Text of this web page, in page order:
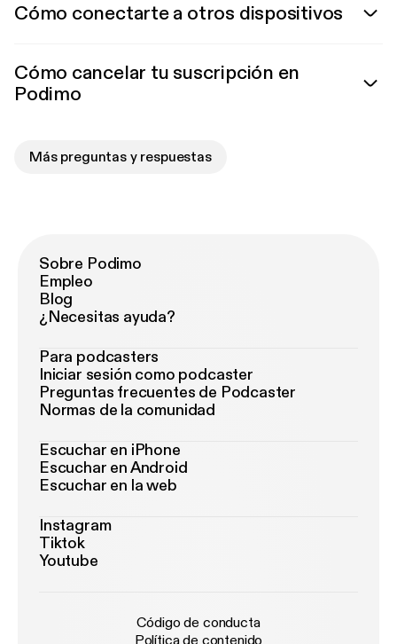
Cómo conectarte a otros dispositivos
Cómo cancelar tu suscripción en
Podimo
Más preguntas y respuestas
Sobre Podimo
Empleo
Blog
¿Necesitas ayuda?
Para podcasters
Iniciar sesión como podcaster
Preguntas frecuentes de Podcaster
Normas de la comunidad
Escuchar en iPhone
Escuchar en Android
Escuchar en la web
Instagram
Tiktok
Youtube
Código de conducta
Política de contenido